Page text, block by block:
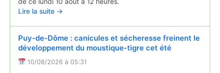
Lire la suite →
Puy-de-Dôme : canicules et sécheresse freinent le
développement du moustique-tigre cet été
10/08/2026 à 05:31